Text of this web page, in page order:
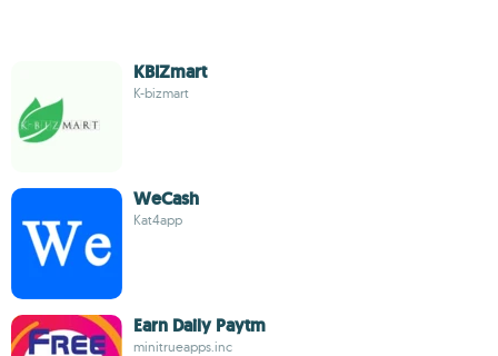
KBIZmart
K-bizmart
WeCash
Kat4app
Earn Daily Paytm
minitrueapps.inc